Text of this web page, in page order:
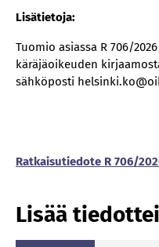
Lisätietoja:
Tuomio asiassa R 706/
käräjäoikeuden
sähköposti
Ratkaisutiedote R 706/
Lisää